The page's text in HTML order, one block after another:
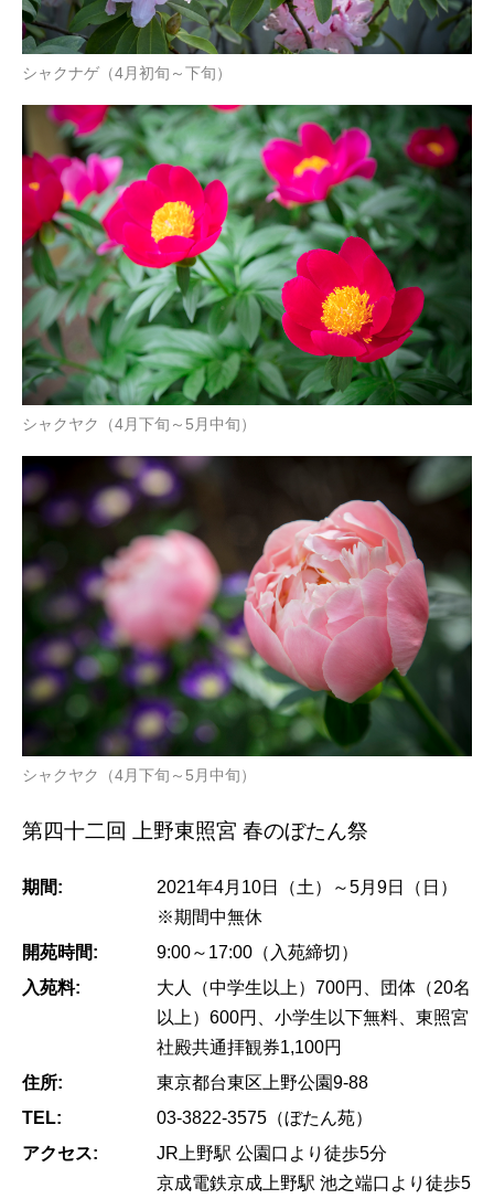
シャクナゲ（4月初旬～下旬）
シャクヤク（4月下旬～5月中旬）
シャクヤク（4月下旬～5月中旬）
第四十二回 上野東照宮 春のぼたん祭
期間:
2021年4月10日（土）～5月9日（日）
※期間中無休
開苑時間:
9:00～17:00（入苑締切）
入苑料:
大人（中学生以上）700円、団体（20名
以上）600円、小学生以下無料、東照宮
社殿共通拝観券1,100円
住所:
東京都台東区上野公園9-88
TEL:
03-3822-3575（ぼたん苑）
アクセス:
JR上野駅 公園口より徒歩5分
京成電鉄京成上野駅 池之端口より徒歩5